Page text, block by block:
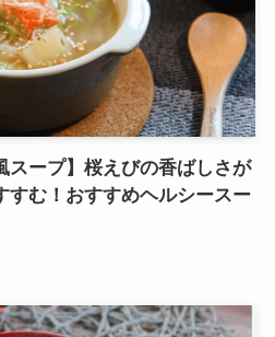
スープ】桜えびの香ばしさが
すむ！おすすめヘルシースー